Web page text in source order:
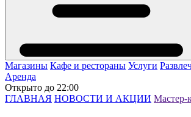
Магазины Кафе и рестораны Услуги
Аренда
Открыто до 22:00
ГЛАВНАЯ НОВОСТИ И АКЦИИ Мастер-